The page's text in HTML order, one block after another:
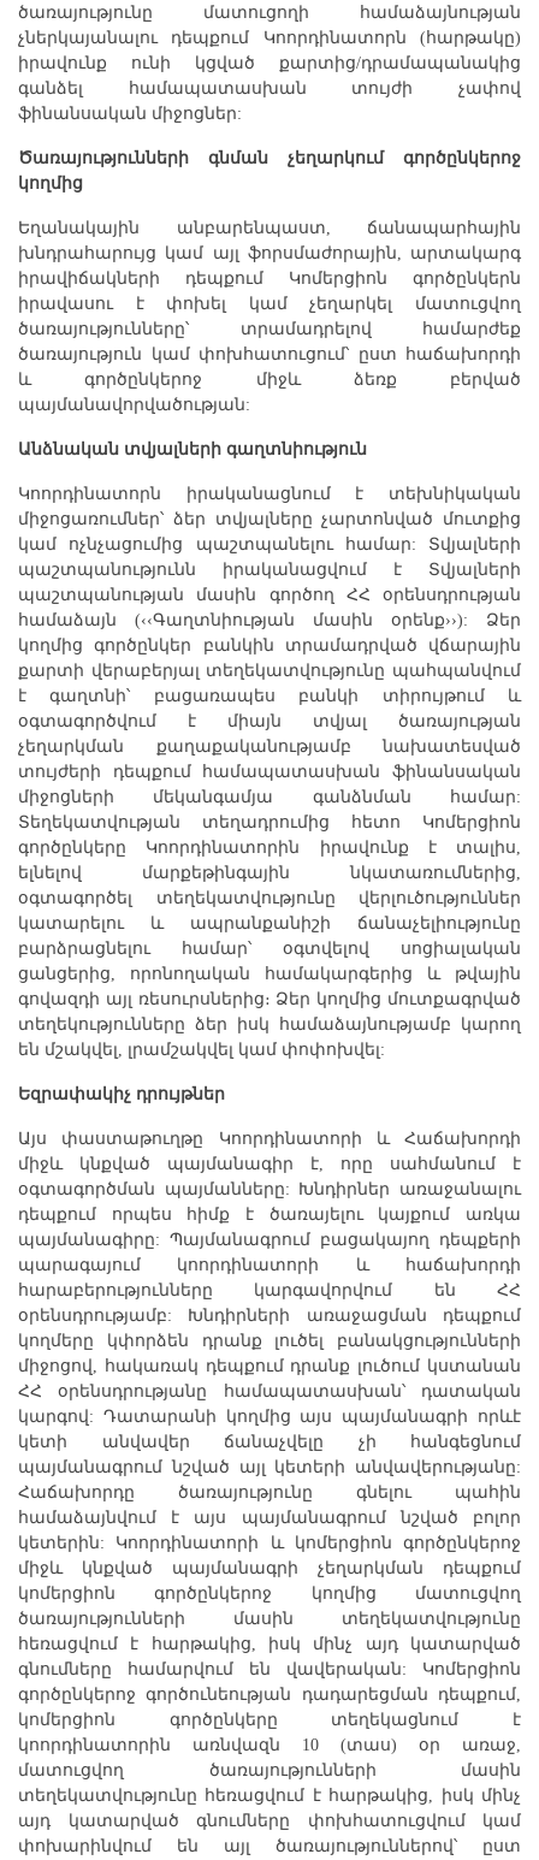
ծառայությունը մատուցողի համաձայնության
չներկայանալու դեպքում Կոորդինատորն (հարթակը)
իրավունք ունի կցված քարտից/դրամապանակից
գանձել համապատասխան տույժի չափով
ֆինանսական միջոցներ:
Ծառայությունների գնման չեղարկում գործընկերոջ
կողմից
Եղանակային անբարենպաստ, ճանապարհային
խնդրահարույց կամ այլ ֆորսմաժորային, արտակարգ
իրավիճակների դեպքում Կոմերցիոն գործընկերն
իրավասու է փոխել կամ չեղարկել մատուցվող
ծառայությունները՝ տրամադրելով համարժեք
ծառայություն կամ փոխհատուցում՝ ըստ հաճախորդի
և գործընկերոջ միջև ձեռք բերված
պայմանավորվածության:
Անձնական տվյալների գաղտնիություն
Կոորդինատորն իրականացնում է տեխնիկական
միջոցառումներ՝ ձեր տվյալները չարտոնված մուտքից
կամ ոչնչացումից պաշտպանելու համար: Տվյալների
պաշտպանությունն իրականացվում է Տվյալների
պաշտպանության մասին գործող ՀՀ օրենսդրության
համաձայն (‹‹Գաղտնիության մասին օրենք››): Ձեր
կողմից գործընկեր բանկին տրամադրված վճարային
քարտի վերաբերյալ տեղեկատվությունը պահպանվում
է գաղտնի՝ բացառապես բանկի տիրույթում և
օգտագործվում է միայն տվյալ ծառայության
չեղարկման քաղաքականությամբ նախատեսված
տույժերի դեպքում համապատասխան ֆինանսական
միջոցների մեկանգամյա գանձնման համար:
Տեղեկատվության տեղադրումից հետո Կոմերցիոն
գործընկերը Կոորդինատորին իրավունք է տալիս,
ելնելով մարքեթինգային նկատառումներից,
օգտագործել տեղեկատվությունը վերլուծություններ
կատարելու և ապրանքանիշի ճանաչելիությունը
բարձրացնելու համար՝ օգտվելով սոցիալական
ցանցերից, որոնողական համակարգերից և թվային
գովազդի այլ ռեսուրսներից։ Ձեր կողմից մուտքագրված
տեղեկությունները ձեր իսկ համաձայնությամբ կարող
են մշակվել, լրամշակվել կամ փոփոխվել:
Եզրափակիչ դրույթներ
Այս փաստաթուղթը Կոորդինատորի և Հաճախորդի
միջև կնքված պայմանագիր է, որը սահմանում է
օգտագործման պայմանները: Խնդիրներ առաջանալու
դեպքում որպես հիմք է ծառայելու կայքում առկա
պայմանագիրը: Պայմանագրում բացակայող դեպքերի
պարագայում կոորդինատորի և հաճախորդի
հարաբերությունները կարգավորվում են ՀՀ
օրենսդրությամբ: Խնդիրների առաջացման դեպքում
կողմերը կփորձեն դրանք լուծել բանակցությունների
միջոցով, հակառակ դեպքում դրանք լուծում կստանան
ՀՀ օրենսդրությանը համապատասխան՝ դատական
կարգով: Դատարանի կողմից այս պայմանագրի որևէ
կետի անվավեր ճանաչվելը չի հանգեցնում
պայմանագրում նշված այլ կետերի անվավերությանը:
Հաճախորդը ծառայությունը գնելու պահին
համաձայնվում է այս պայմանագրում նշված բոլոր
կետերին: Կոորդինատորի և կոմերցիոն գործընկերոջ
միջև կնքված պայմանագրի չեղարկման դեպքում
կոմերցիոն գործընկերոջ կողմից մատուցվող
ծառայությունների մասին տեղեկատվությունը
հեռացվում է հարթակից, իսկ մինչ այդ կատարված
գնումները համարվում են վավերական: Կոմերցիոն
գործընկերոջ գործունեության դադարեցման դեպքում,
կոմերցիոն գործընկերը տեղեկացնում է
կոորդինատորին առնվազն 10 (տաս) օր առաջ,
մատուցվող ծառայությունների մասին
տեղեկատվությունը հեռացվում է հարթակից, իսկ մինչ
այդ կատարված գնումները փոխհատուցվում կամ
փոխարինվում են այլ ծառայություններով՝ ըստ